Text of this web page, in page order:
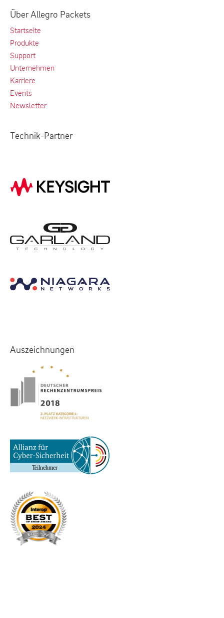
Über Allegro Packets
Startseite
Produkte
Support
Unternehmen
Karriere
Events
Newsletter
Technik-Partner
Auszeichnungen